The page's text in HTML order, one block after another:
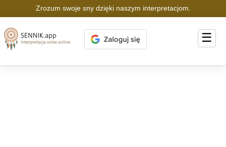
Zrozum swoje sny dzięki naszym interpretacjom.
☰